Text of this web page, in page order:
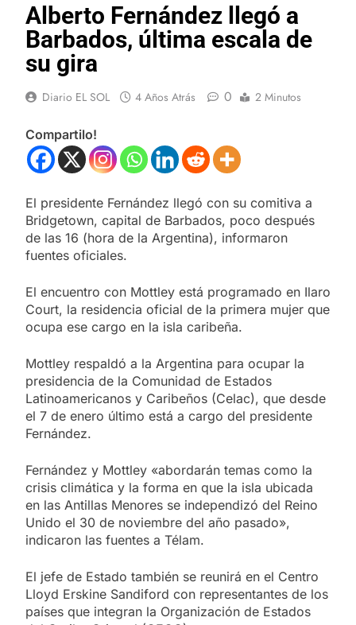
Alberto Fernández llegó a
Barbados, última escala de
su gira
Diario EL SOL 4 Años Atrás 0 2 Minutos
Compartilo!
El presidente Fernández llegó con su comitiva a
Bridgetown, capital de Barbados, poco después
de las 16 (hora de la Argentina), informaron
fuentes oficiales.
El encuentro con Mottley está programado en Ilaro
Court, la residencia oficial de la primera mujer que
ocupa ese cargo en la isla caribeña.
Mottley respaldó a la Argentina para ocupar la
presidencia de la Comunidad de Estados
Latinoamericanos y Caribeños (Celac), que desde
el 7 de enero último está a cargo del presidente
Fernández.
Fernández y Mottley «abordarán temas como la
crisis climática y la forma en que la isla ubicada
en las Antillas Menores se independizó del Reino
Unido el 30 de noviembre del año pasado»,
indicaron las fuentes a Télam.
El jefe de Estado también se reunirá en el Centro
Lloyd Erskine Sandiford con representantes de los
países que integran la Organización de Estados